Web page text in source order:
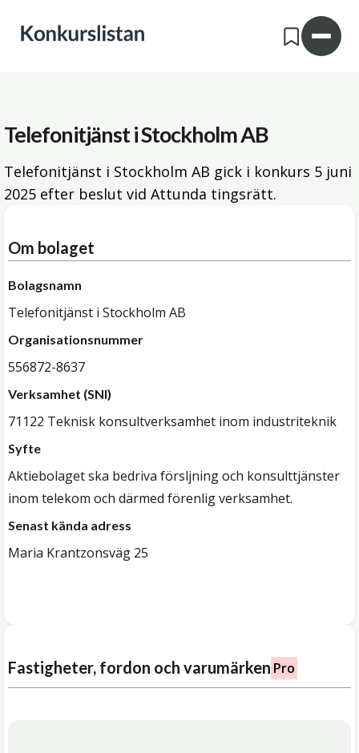
Telefonitjänst i Stockholm AB
Telefonitjänst i Stockholm AB gick i konkurs 5 juni
2025 efter beslut vid Attunda tingsrätt.
Om bolaget
Bolagsnamn
Telefonitjänst i Stockholm AB
Organisationsnummer
556872-8637
Verksamhet (SNI)
71122 Teknisk konsultverksamhet inom industriteknik
Syfte
Aktiebolaget ska bedriva försljning och konsulttjänster
inom telekom och därmed förenlig verksamhet.
Senast kända adress
Maria Krantzonsväg 25
Fastigheter, fordon och varumärken Pro